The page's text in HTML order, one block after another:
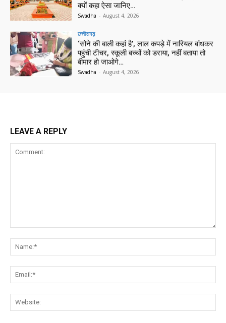
क्यों कहा ऐसा जानिए…
Swadha - August 4, 2026
छत्तीसगढ़
‘सोने की बाली कहां है’, लाल कपड़े में नारियल बांधकर
पहुंची टीचर, स्कूली बच्चों को डराया, नहीं बताया तो
बीमार हो जाओगे…
Swadha - August 4, 2026
LEAVE A REPLY